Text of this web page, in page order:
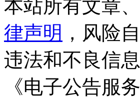
本站所有文章
律声明 ，风险
违法和不良信
《电子公告服